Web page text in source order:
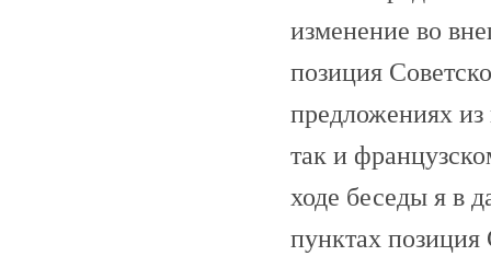
изменение во
позиция
предложениях
так и
ходе беседы я в
пунктах позиция